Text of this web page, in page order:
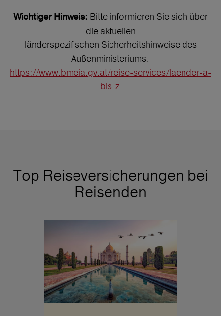
Wichtiger Hinweis: Bitte informieren Sie sich über
die aktuellen
länderspezifischen Sicherheitshinweise des
Außenministeriums.
https://www.bmeia.gv.at/reise-services/laender-a-
bis-z
Top Reiseversicherungen bei
Reisenden